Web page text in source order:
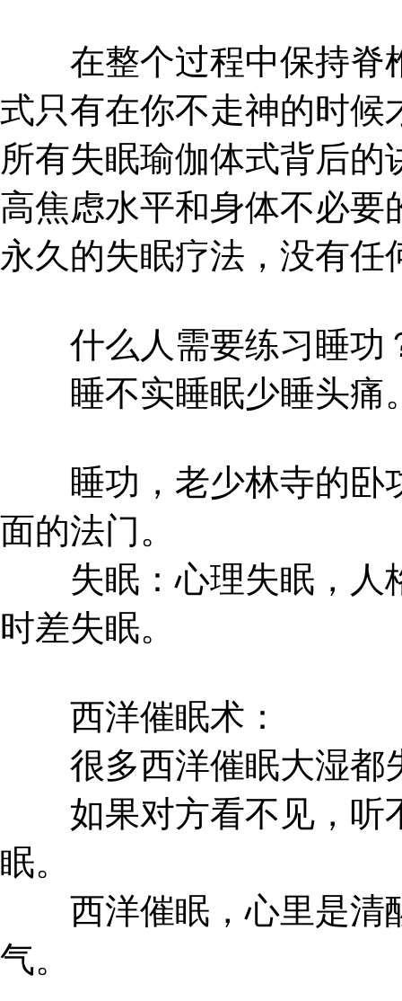
在整个过程中保持脊
式只有在你不走神的时候
所有失眠瑜伽体式背后
高焦虑水平和身体不必要
永久的失眠疗法，没有任
什么人需要练习睡功
睡不实睡眠少睡头痛
睡功，老少林寺的卧
面的法门。
失眠：心理失眠，人
时差失眠。
西洋催眠术：
很多西洋催眠大湿都
如果对方看不见，听
眠。
西洋催眠，心里是清
气。